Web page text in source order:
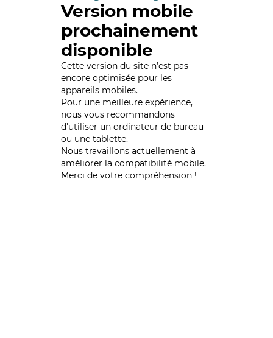
Version mobile
prochainement
disponible
Cette version du site n’est pas
encore optimisée pour les
appareils mobiles.
Pour une meilleure expérience,
nous vous recommandons
d'utiliser un ordinateur de bureau
ou une tablette.
Nous travaillons actuellement à
améliorer la compatibilité mobile.
Merci de votre compréhension !